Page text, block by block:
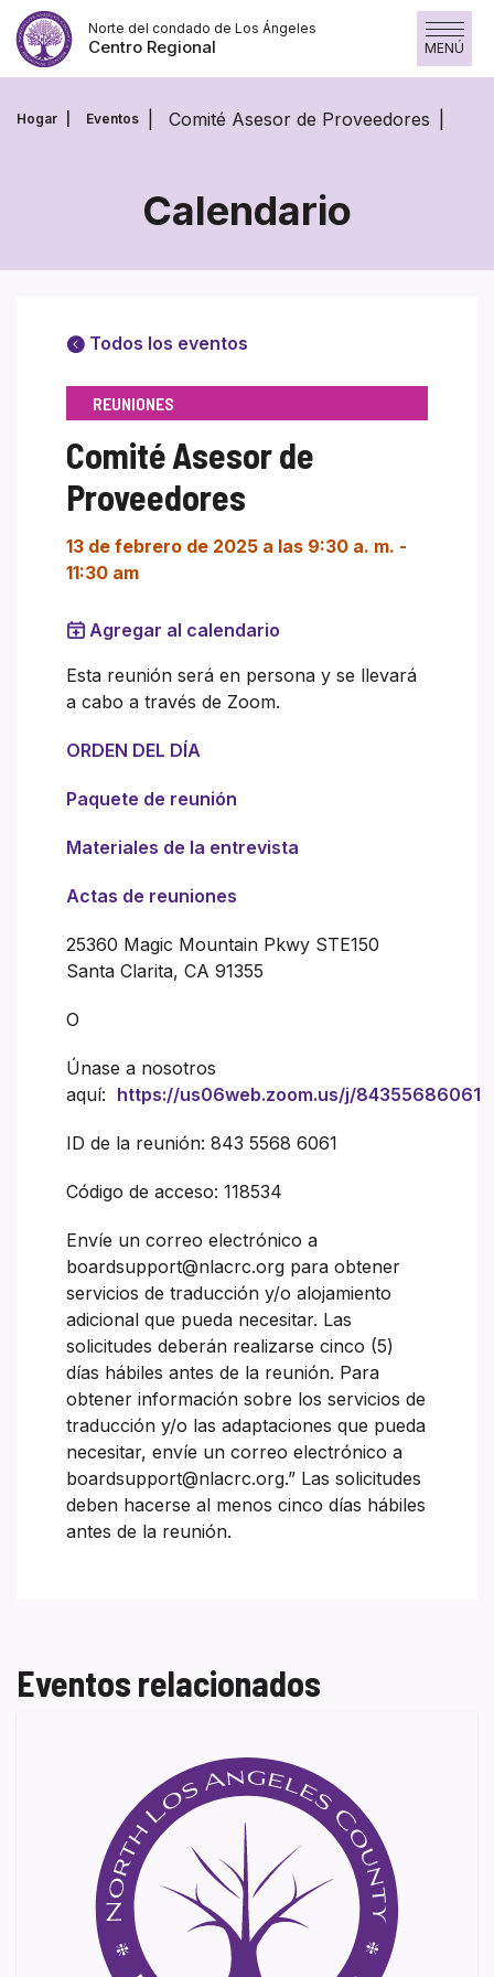
Saltar
contenido
Norte del condado de Los Ángeles
Centro Regional MENÚ
Hogar Eventos Comité Asesor de Proveedores
Calendario
Todos los eventos
REUNIONES
Comité Asesor de
Proveedores
13 de febrero de 2025 a las 9:30 a. m. -
11:30 am
Agregar al calendario
Esta reunión será en persona y se llevará
a cabo a través de Zoom.
ORDEN DEL DÍA
Paquete de reunión
Materiales de la entrevista
Actas de reuniones
25360 Magic Mountain Pkwy STE150
Santa Clarita, CA 91355
O
Únase a nosotros
aquí: https://us06web.zoom.us/j/84355686061
ID de la reunión: 843 5568 6061
Código de acceso: 118534
Envíe un correo electrónico a
boardsupport@nlacrc.org para obtener
servicios de traducción y/o alojamiento
adicional que pueda necesitar. Las
solicitudes deberán realizarse cinco (5)
días hábiles antes de la reunión. Para
obtener información sobre los servicios de
traducción y/o las adaptaciones que pueda
necesitar, envíe un correo electrónico a
boardsupport@nlacrc.org.” Las solicitudes
deben hacerse al menos cinco días hábiles
antes de la reunión.
Eventos relacionados